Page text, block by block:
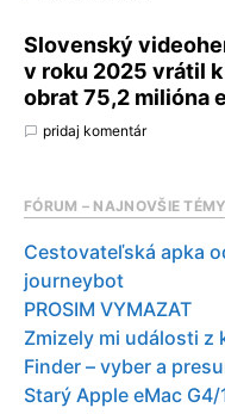
Slovenský
v roku 2025 vrátil
obrat 75,2 milióna
pridaj komentár
FÓRUM – NAJNOVŠIE TÉMY
Cestovateľská apka
journeybot
PROSIM VYMAZAT
Zmizely mi události z
Finder – vyber a
Starý Apple eMac